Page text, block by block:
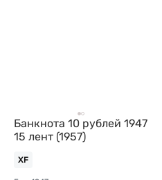
Банкнота 10 рублей 1947
15 лент (1957)
XF